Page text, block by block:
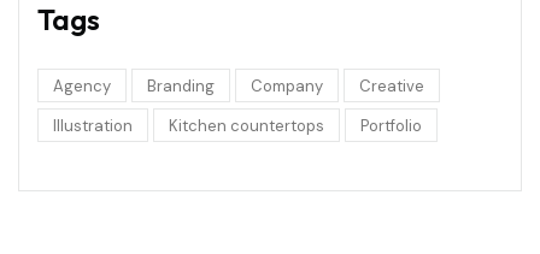
Tags
Agency Branding Company
Creative
Illustration
Kitchen countertops Portfolio